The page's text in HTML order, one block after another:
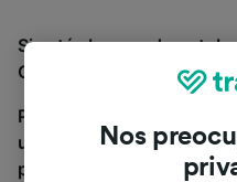
Si estás buscando
Genova Piazza Principe,
Para encontrar billetes
una búsqueda y nosotros
precios tanto de tren
Nos